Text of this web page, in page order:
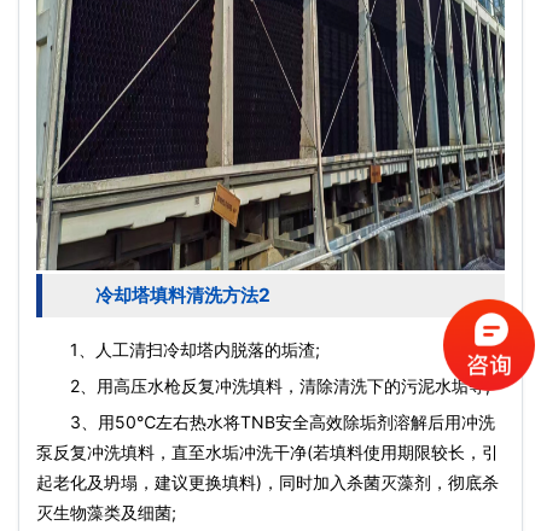
冷却塔填料清洗方法2
1、人工清扫冷却塔内脱落的垢渣;
2、用高压水枪反复冲洗填料，清除清洗下的污泥水垢等;
3、用50℃左右热水将TNB安全高效除垢剂溶解后用冲洗
泵反复冲洗填料，直至水垢冲洗干净(若填料使用期限较长，引
起老化及坍塌，建议更换填料)，同时加入杀菌灭藻剂，彻底杀
灭生物藻类及细菌;